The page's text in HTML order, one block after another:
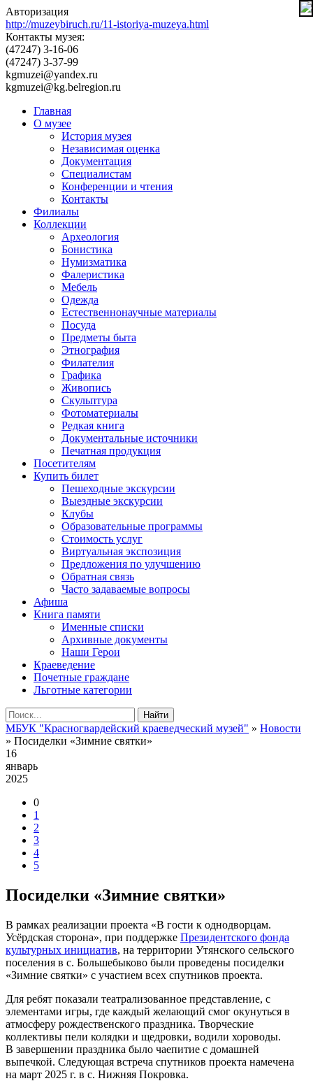
Авторизация
http://muzeybiruch.ru/11-istoriya-muzeya.html
Контакты музея:
(47247) 3-16-06
(47247) 3-37-99
kgmuzei@yandex.ru
kgmuzei@kg.belregion.ru
Главная
О музее
История музея
Независимая оценка
Документация
Специалистам
Конференции и чтения
Контакты
Филиалы
Коллекции
Археология
Бонистика
Нумизматика
Фалеристика
Мебель
Одежда
Естественнонаучные материалы
Посуда
Предметы быта
Этнография
Филателия
Графика
Живопись
Скульптура
Фотоматериалы
Редкая книга
Документальные источники
Печатная продукция
Посетителям
Купить билет
Пешеходные экскурсии
Выездные экскурсии
Клубы
Образовательные программы
Стоимость услуг
Виртуальная экспозиция
Предложения по улучшению
Обратная связь
Часто задаваемые вопросы
Афиша
Книга памяти
Именные списки
Архивные документы
Наши Герои
Краеведение
Почетные граждане
Льготные категории
Найти
МБУК "Красногвардейский краеведческий музей" » Новости
» Посиделки «Зимние святки»
16
январь
2025
0
1
2
3
4
5
Посиделки «Зимние святки»
В рамках реализации проекта «В гости к однодворцам.
Усёрдская сторона», при поддержке Президентского фонда
культурных инициатив, на территории Утянского сельского
поселения в с. Большебыково были проведены посиделки
«Зимние святки» с участием всех спутников проекта.
Для ребят показали театрализованное представление, с
элементами игры, где каждый желающий смог окунуться в
атмосферу рождественского праздника. Творческие
коллективы пели колядки и щедровки, водили хороводы.
В завершении праздника было чаепитие с домашней
выпечкой. Следующая встреча спутников проекта намечена
на март 2025 г. в с. Нижняя Покровка.